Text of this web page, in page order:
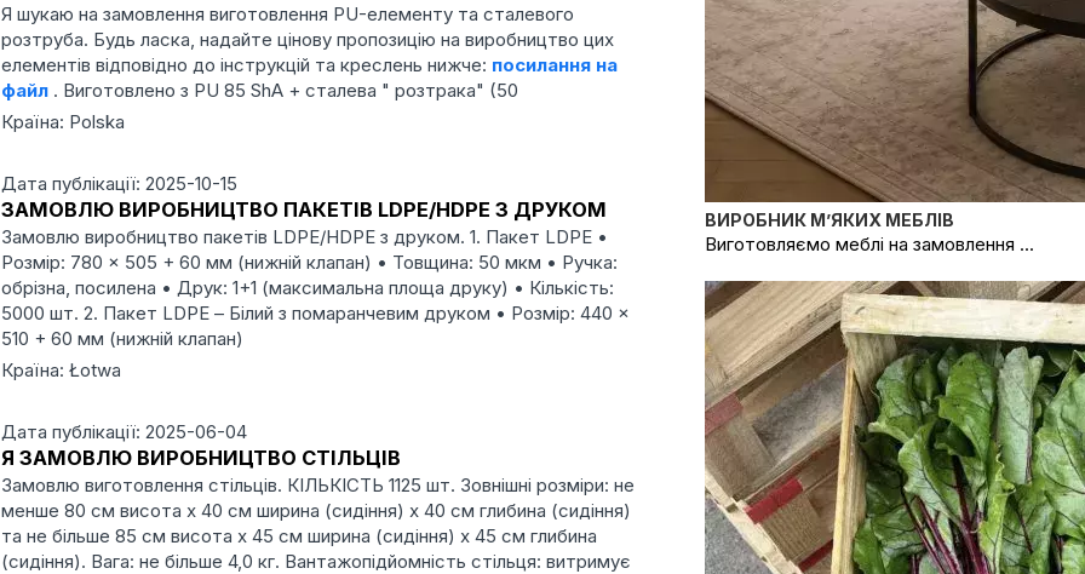
Я шукаю на замовлення виготовлення PU-елементу та сталевого
розтруба. Будь ласка, надайте цінову пропозицію на виробництво цих
елементів відповідно до інструкцій та креслень нижче: посилання на
файл . Виготовлено з PU 85 ShA + сталева " розтрака" (50
Країна: Polska
Дата публікації: 2025-10-15
ЗАМОВЛЮ ВИРОБНИЦТВО ПАКЕТІВ LDPE/HDPE З ДРУКОМ
Замовлю виробництво пакетів LDPE/HDPE з друком. 1. Пакет LDPE •
Розмір: 780 × 505 + 60 мм (нижній клапан) • Товщина: 50 мкм • Ручка:
обрізна, посилена • Друк: 1+1 (максимальна площа друку) • Кількість:
5000 шт. 2. Пакет LDPE – Білий з помаранчевим друком • Розмір: 440 ×
510 + 60 мм (нижній клапан)
Країна: Łotwa
Дата публікації: 2025-06-04
Я ЗАМОВЛЮ ВИРОБНИЦТВО СТІЛЬЦІВ
Замовлю виготовлення стільців. КІЛЬКІСТЬ 1125 шт. Зовнішні розміри: не
менше 80 см висота х 40 см ширина (сидіння) х 40 см глибина (сидіння)
та не більше 85 см висота х 45 см ширина (сидіння) х 45 см глибина
(сидіння). Вага: не більше 4,0 кг. Вантажопідйомність стільця: витримує
ВИРОБНИК М’ЯКИХ МЕБЛІВ
Виготовляємо меблі на замовлення ...